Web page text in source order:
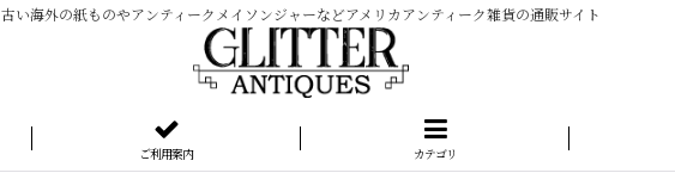
古い海外の紙ものやアンティークメイソンジャーなどアメリカアンティーク雑貨の通販サイト
ご利用案内 カテゴリ